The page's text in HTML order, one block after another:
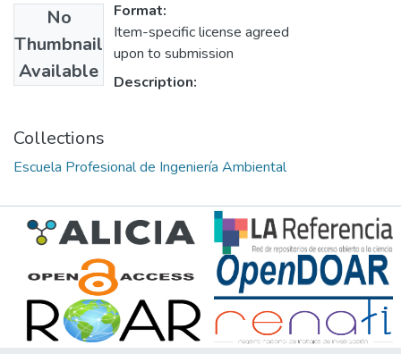
No
Thumbnail
Available
Format:
Item-specific license agreed
upon to submission
Description:
Collections
Escuela Profesional de Ingeniería Ambiental